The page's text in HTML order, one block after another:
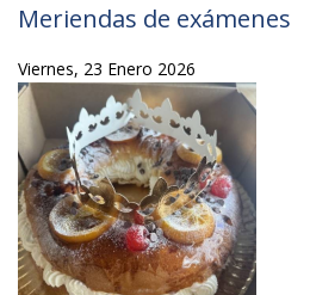
Meriendas de exámenes
Viernes, 23 Enero 2026